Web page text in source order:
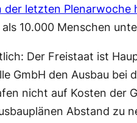
der letzten Plenarwoche
10.000 Menschen
Der Freistaat ist
GmbH den Ausbau bei
nicht auf Kosten der
Abstand zu